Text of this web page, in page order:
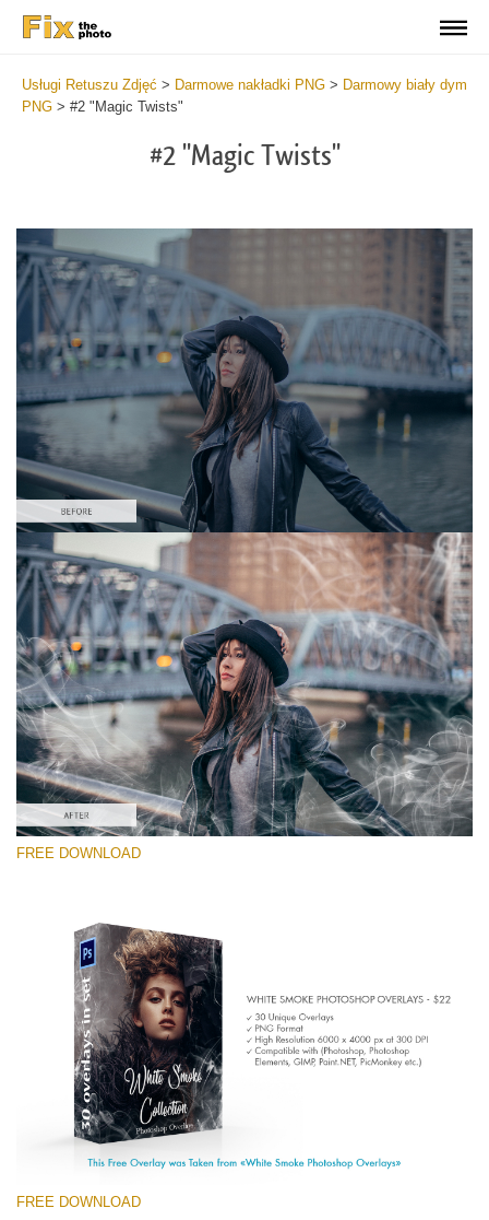
Usługi Retuszu Zdjęć > Darmowe nakładki PNG > Darmowy biały dym
PNG > #2 "Magic Twists"
#2 "Magic Twists"
Proszę wybrać
Free PNG Overlay #2
Small 800*533px
White Smoke
(30 Overlays)
Large 6000*4000px
Entire Collection
(1783 Overlays)
Large 6000*4000px
Darmowe Pobieranie
FREE DOWNLOAD
FREE DOWNLOAD